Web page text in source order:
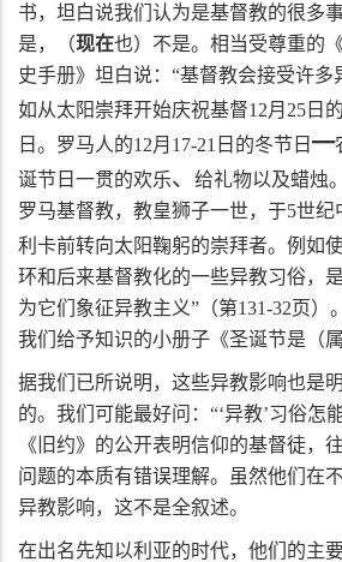
书，坦白说我们认为是基督教的很多
是，（现在也）不是。相当受尊重的《
史手册》坦白说：“基督教会接受许多
如从太阳崇拜开始庆祝基督12月 25 日
日。罗马人的12月 17-21 日的冬节日 ━
诞节日一贯的欢乐、
给礼物以及蜡烛
罗马基督教，教皇狮子一世，于5世纪
利卡前转向太阳鞠躬的崇拜者。例如
环和后来基督教化的一些异教习俗，
为它们象征异教主义”（第131-32页）
我们给予知识的小册子《圣诞节是（
据我们已所说明，这些异教影响也是
的。我们可能最好问：“‘异教’习俗怎
《旧约》的公开表明信仰的基督徒，
问题的本质有错误理解。虽然他们在
异教影响，这不是全叙述。
在出名先知以利亚的时代，他们的主